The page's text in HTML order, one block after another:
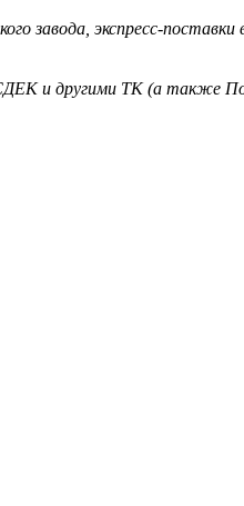
завода, экспресс-поставки
и другими ТК (а также